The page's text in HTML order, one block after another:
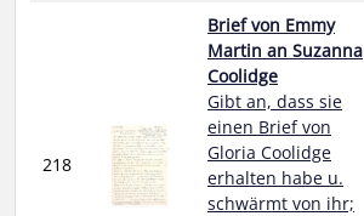
218
Brief von Emmy
Martin an Suzanna
Coolidge
Gibt an, dass sie
einen Brief von
Gloria Coolidge
erhalten habe u.
schwärmt von ihr;